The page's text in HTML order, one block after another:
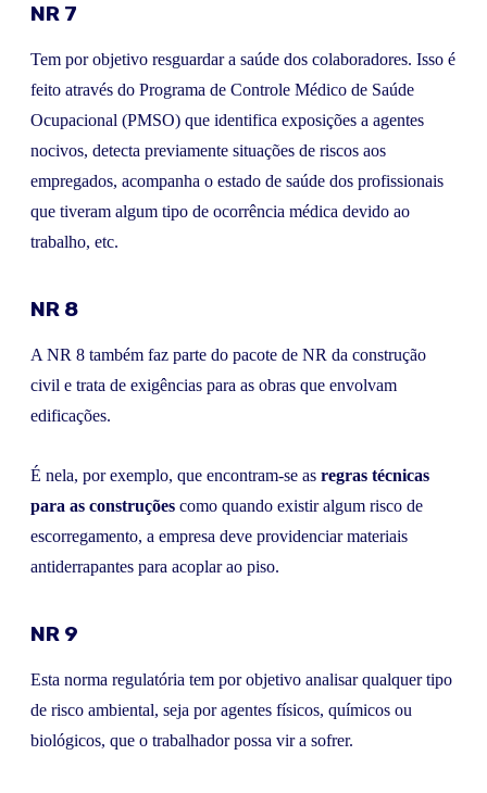
NR 7
Tem por objetivo resguardar a saúde dos colaboradores. Isso é
feito através do Programa de Controle Médico de Saúde
Ocupacional (PMSO) que identifica exposições a agentes
nocivos, detecta previamente situações de riscos aos
empregados, acompanha o estado de saúde dos profissionais
que tiveram algum tipo de ocorrência médica devido ao
trabalho, etc.
NR 8
A NR 8 também faz parte do pacote de NR da construção
civil e trata de exigências para as obras que envolvam
edificações.
É nela, por exemplo, que encontram-se as regras técnicas
para as construções como quando existir algum risco de
escorregamento, a empresa deve providenciar materiais
antiderrapantes para acoplar ao piso.
NR 9
Esta norma regulatória tem por objetivo analisar qualquer tipo
de risco ambiental, seja por agentes físicos, químicos ou
biológicos, que o trabalhador possa vir a sofrer.